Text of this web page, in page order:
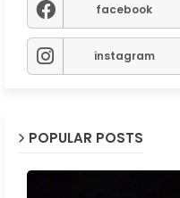
facebook
instagram
POPULAR POSTS